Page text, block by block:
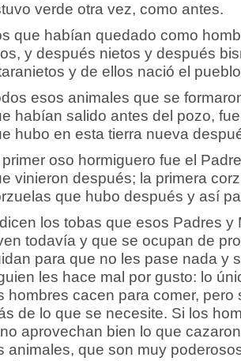
verde otra vez, como antes.
que habían quedado como
y después nietos y después
y de ellos nació el
esos animales que se
habían salido antes del pozo,
hubo en esta tierra nueva
primer oso hormiguero fue el
vinieron después; la primera
que hubo después y así
los tobas que esos Padres y
todavía y que se ocupan de
para que no les pase nada y
les hace mal por gusto: lo
hombres cacen para comer, pero
de lo que se necesite. Si los
aprovechan bien lo que
animales, que son muy